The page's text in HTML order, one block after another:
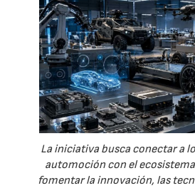
La iniciativa busca conectar a
automoción con el
fomentar la innovación, las